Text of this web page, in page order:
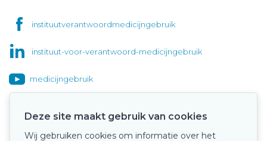
instituutverantwoordmedicijngebruik
instituut-voor-verantwoord-medicijngebruik
medicijngebruik
Deze site maakt gebruik van cookies
Wij gebruiken cookies om informatie over het